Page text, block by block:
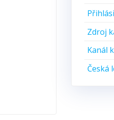
Zdroj
Kanál
Česká